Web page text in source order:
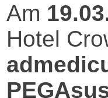
Am
Hotel